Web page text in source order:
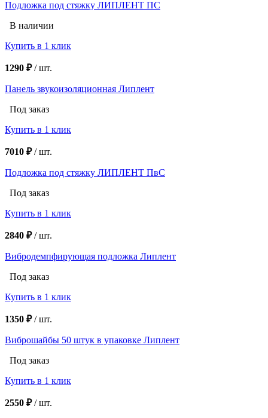
Подложка под стяжку ЛИПЛЕНТ ПС
В наличии
Купить в 1 клик
1290 ₽/шт.
Панель звукоизоляционная Липлент
Под заказ
Купить в 1 клик
7010 ₽/шт.
Подложка под стяжку ЛИПЛЕНТ ПвС
Под заказ
Купить в 1 клик
2840 ₽/шт.
Вибродемпфирующая подложка Липлент
Под заказ
Купить в 1 клик
1350 ₽/шт.
Виброшайбы 50 штук в упаковке Липлент
Под заказ
Купить в 1 клик
2550 ₽/шт.